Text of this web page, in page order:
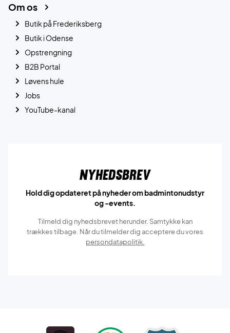
Om os
Butik på Frederiksberg
Butik i Odense
Opstrengning
B2B Portal
Løvens hule
Jobs
YouTube-kanal
Nyhedsbrev
Hold dig opdateret på nyheder om badmintonudstyr
og -events.
Tilmeld dig nyhedsbrevet herunder. Samtykke kan
trækkes tilbage. Når du tilmelder dig acceptere du vores
persondatapolitik.